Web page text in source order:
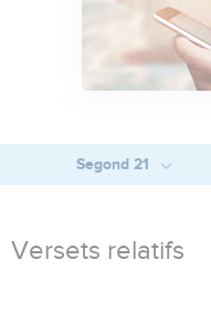
Segond 21
Versets relatifs